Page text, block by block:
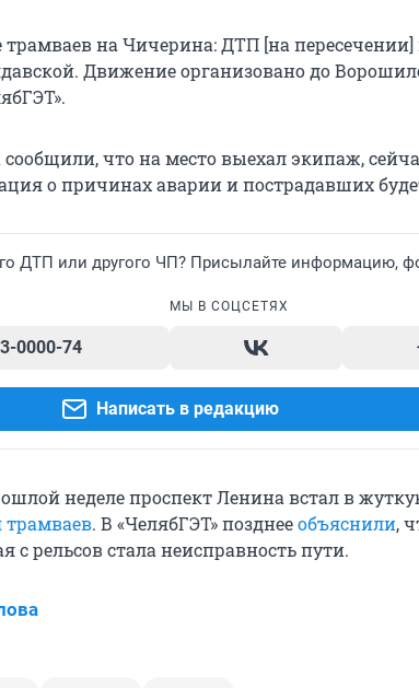
на Чичерина: ДТП [на пересечении]
Движение организовано до
что на место выехал экипаж,
о причинах аварии и пострадавших
ДТП или другого ЧП? Присылайте информацию,
0000-74
МЫ В СОЦСЕТЯХ
Написать в редакцию
неделе проспект Ленина встал в
трамваев. В «ЧелябГЭТ» позднееобъяснили,
с рельсов стала неисправность пути.